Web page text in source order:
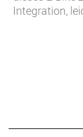
Integration,
Die Bosch